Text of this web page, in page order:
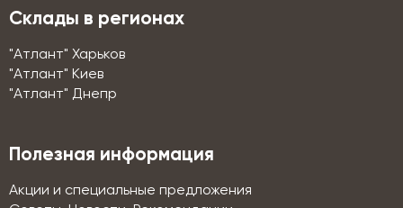
Склады в регионах
"Атлант" Харьков
"Атлант" Киев
"Атлант" Днепр
Полезная информация
Акции и специальные предложения